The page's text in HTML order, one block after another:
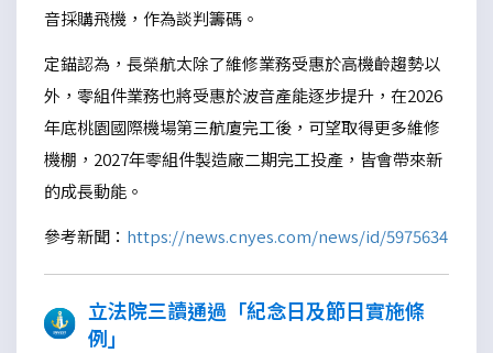
音採購飛機，作為談判籌碼。
定錨認為，長榮航太除了維修業務受惠於高機齡趨勢以
外，零組件業務也將受惠於波音產能逐步提升，在2026
年底桃園國際機場第三航廈完工後，可望取得更多維修
機棚，2027年零組件製造廠二期完工投產，皆會帶來新
的成長動能。
參考新聞： https://news.cnyes.com/news/id/5975634
立法院三讀通過「紀念日及節日實施條
例」